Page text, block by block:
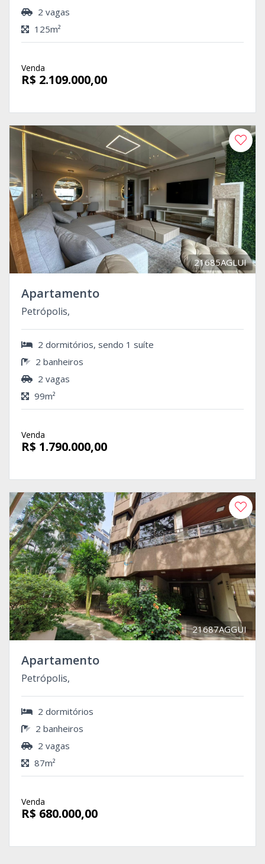
2 vagas
125m²
Venda
R$ 2.109.000,00
21685AGLUI
Apartamento
Petrópolis,
2 dormitórios, sendo 1 suíte
2 banheiros
2 vagas
99m²
Venda
R$ 1.790.000,00
21687AGGUI
Apartamento
Petrópolis,
2 dormitórios
2 banheiros
2 vagas
87m²
Venda
R$ 680.000,00